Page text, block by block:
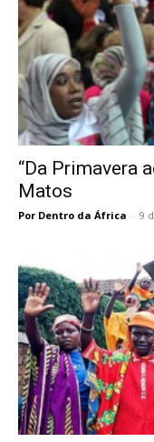
“Da Primavera
Matos
Por Dentro da África - 9